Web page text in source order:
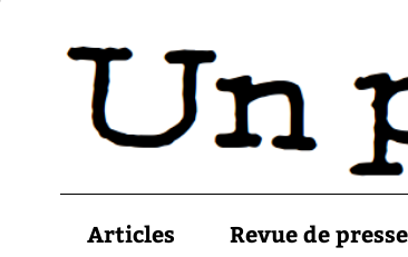
Articles Revue de presse